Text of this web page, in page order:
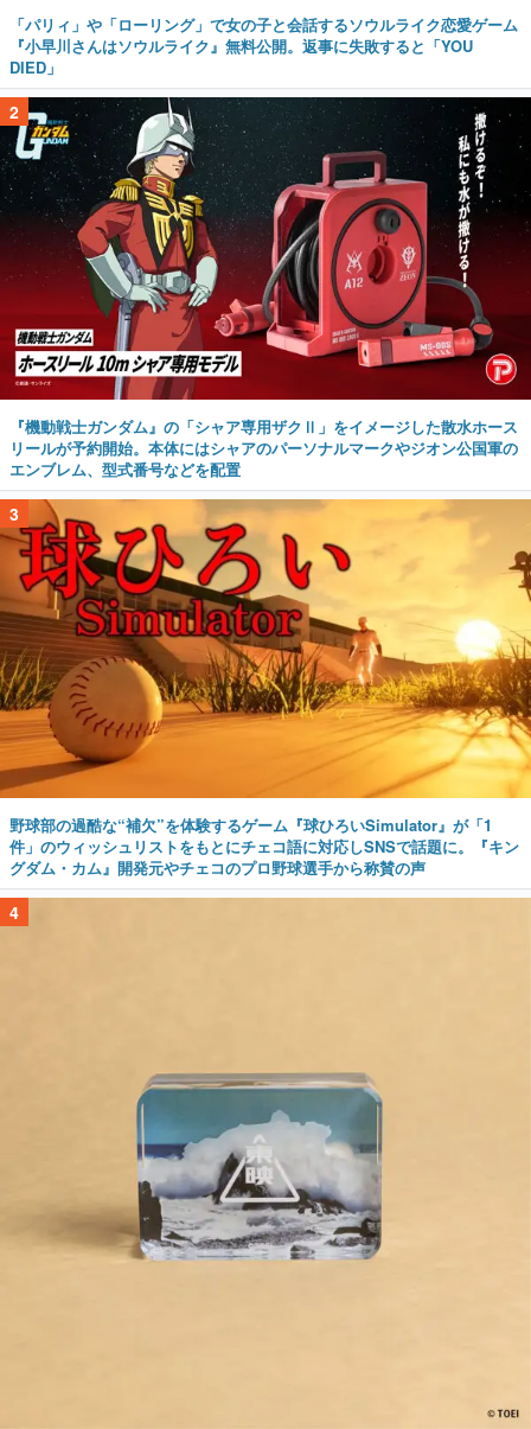
「パリィ」や「ローリング」で女の子と会話するソウルライク恋愛ゲーム
『小早川さんはソウルライク』無料公開。返事に失敗すると「YOU
DIED」
2
『機動戦士ガンダム』の「シャア専用ザクⅡ」をイメージした散水ホース
リールが予約開始。本体にはシャアのパーソナルマークやジオン公国軍の
エンブレム、型式番号などを配置
3
野球部の過酷な“補欠”を体験するゲーム『球ひろいSimulator』が「1
件」のウィッシュリストをもとにチェコ語に対応しSNSで話題に。『キン
グダム・カム』開発元やチェコのプロ野球選手から称賛の声
4